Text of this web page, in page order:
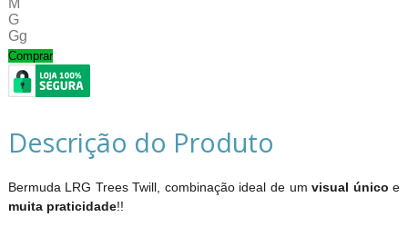
G
Gg
Comprar
Descrição do Produto
Bermuda LRG Trees Twill, combinação ideal de umvisual único e
muita praticidade!!